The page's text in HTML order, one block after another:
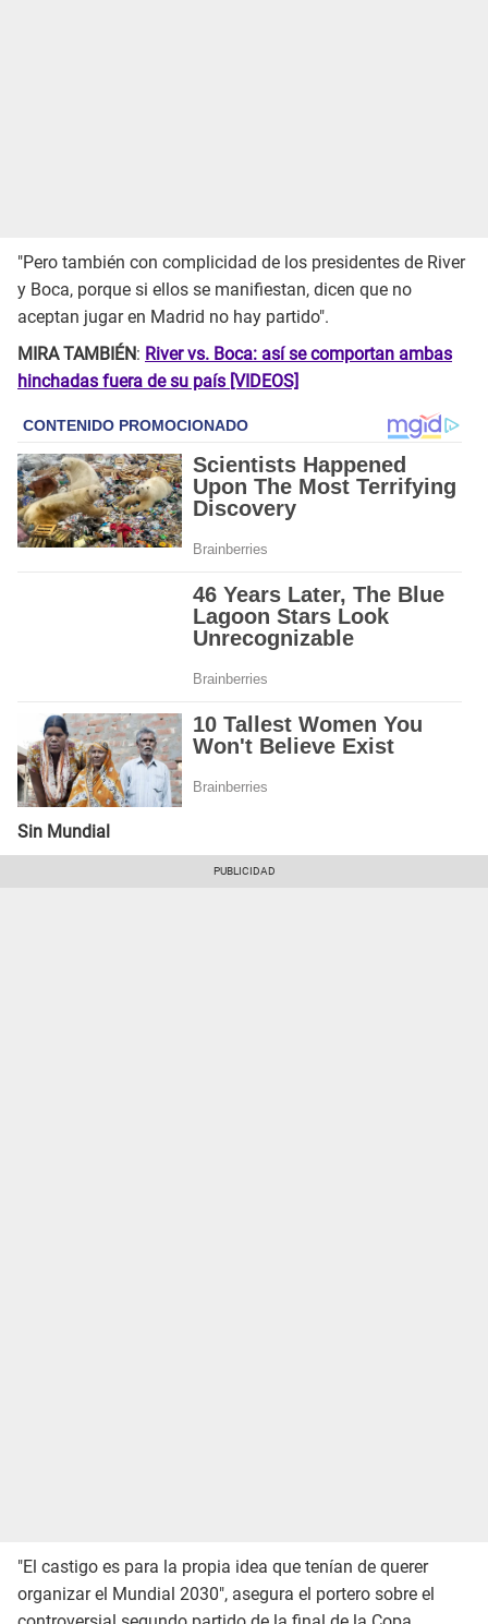
"Pero también con complicidad de los presidentes de River
y Boca, porque si ellos se manifiestan, dicen que no
aceptan jugar en Madrid no hay partido".
MIRA TAMBIÉN: River vs. Boca: así se comportan ambas
hinchadas fuera de su país [VIDEOS]
Sin Mundial
"El castigo es para la propia idea que tenían de querer
organizar el Mundial 2030", asegura el portero sobre el